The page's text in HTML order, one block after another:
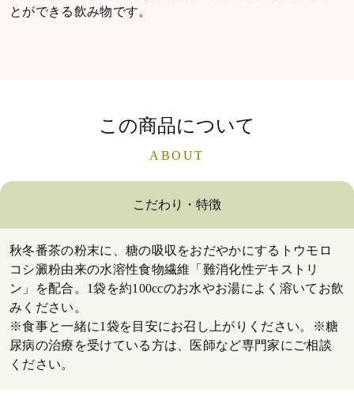
とができる飲み物です。
この商品について
ABOUT
こだわり・特徴
秋冬番茶の粉末に、糖の吸収をおだやかにするトウモロ
コシ澱粉由来の水溶性食物繊維「難消化性デキストリ
ン」を配合。1袋を約100ccのお水やお湯によく溶いてお飲
みください。
※食事と一緒に1袋を目安にお召し上がりください。※糖
尿病の治療を受けている方は、医師など専門家にご相談
ください。